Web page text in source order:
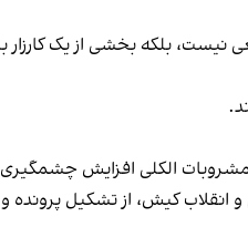
بلکه بخشی از یک کارزار
الکلی افزایش چشمگیری
کیش، از تشکیل پرونده و